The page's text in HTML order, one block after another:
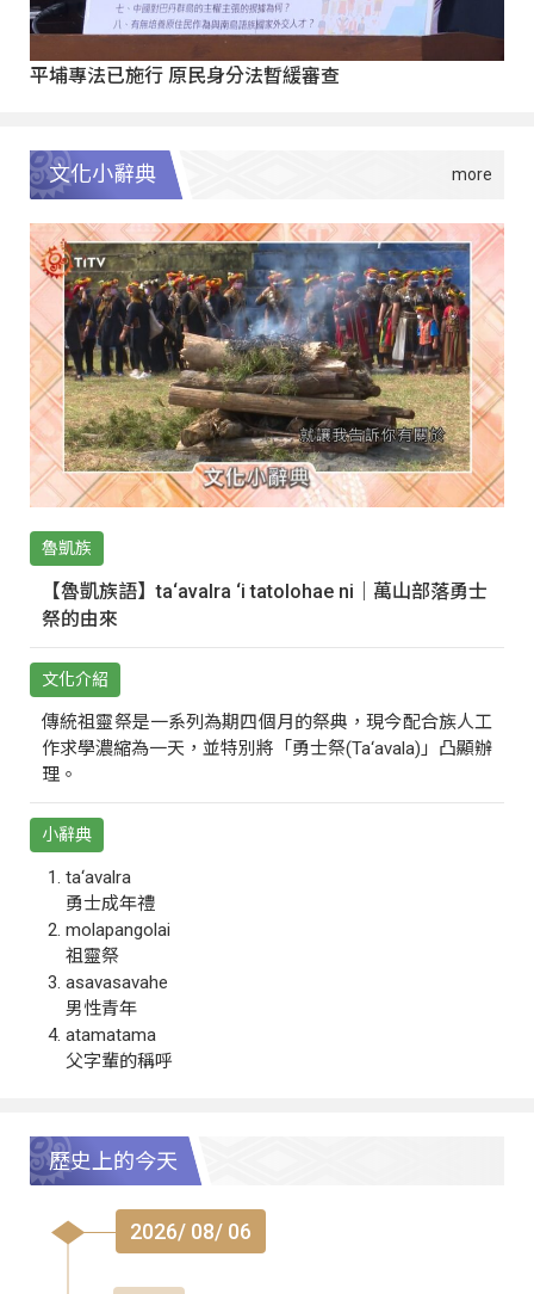
平埔專法已施行 原民身分法暫緩審查
文化小辭典
魯凱族
【魯凱族語】ta‘avalra ‘i tatolohae ni｜萬山部落勇士
祭的由來
文化介紹
傳統祖靈祭是一系列為期四個月的祭典，現今配合族人工
作求學濃縮為一天，並特別將「勇士祭(Ta‘avala)」凸顯辦
理。
小辭典
ta‘avalra
勇士成年禮
molapangolai
祖靈祭
asavasavahe
男性青年
atamatama
父字輩的稱呼
歷史上的今天
2026/ 08/ 06